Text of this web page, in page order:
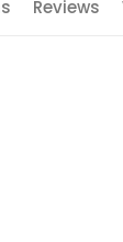
Reviews